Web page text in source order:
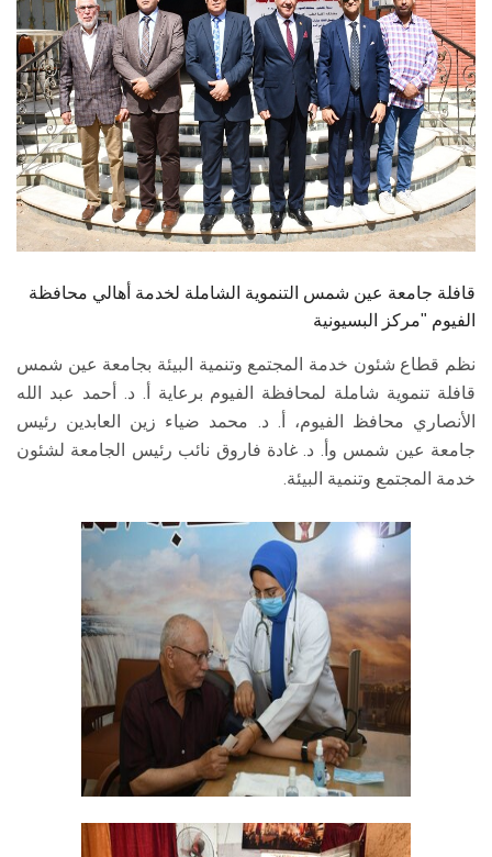
هيئة التدريس
الدراسات العليا
الخريجين
الموظفون
الزائـرون
قافلة جامعة عين شمس التنموية الشاملة لخدمة أهالي محافظة
الفيوم "مركز البسيونية
نظم قطاع شئون خدمة المجتمع وتنمية البيئة بجامعة عين شمس
قافلة تنموية شاملة لمحافظة الفيوم برعاية أ. د. أحمد عبد الله
الأنصاري محافظ الفيوم، أ. د. محمد ضياء زين العابدين رئيس
جامعة عين شمس وأ. د. غادة فاروق نائب رئيس الجامعة لشئون
خدمة المجتمع وتنمية البيئة.